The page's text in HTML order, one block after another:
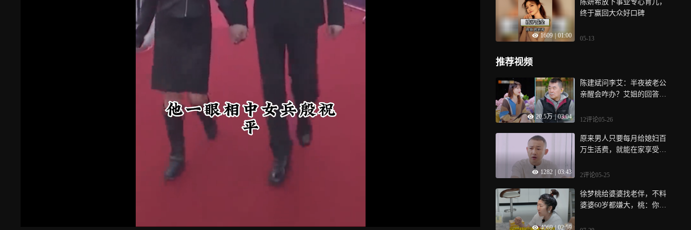
1609 01:00
陈妍希放下事业专心育儿，
终于赢回大众好口碑
05-13
推荐视频
20.5万 | 03:04
陈建斌问李艾：半夜被老公
亲醒会咋办？艾姐的回答全
12评论05-26
1282 03:43
原来男人只要每月给媳妇百
万生活费，就能在家享受帝
2评论05-25
4069 | 02:59
徐梦桃给婆婆找老伴，不料
婆婆60岁都嫌大，桃：你还